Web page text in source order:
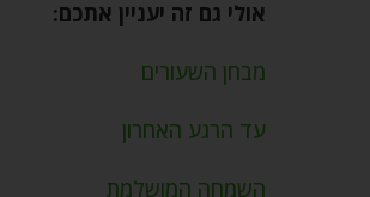
אולי גם זה יעניין אתכם:
מבחן השעורים
עד הרגע האחרון
השמחה המושלמת